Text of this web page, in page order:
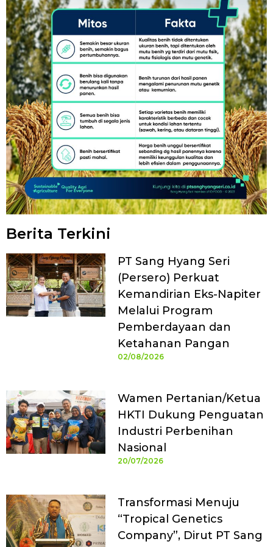
Berita Terkini
PT Sang Hyang Seri
(Persero) Perkuat
Kemandirian Eks-Napiter
Melalui Program
Pemberdayaan dan
Ketahanan Pangan
02/08/2026
Wamen Pertanian/Ketua
HKTI Dukung Penguatan
Industri Perbenihan
Nasional
20/07/2026
Transformasi Menuju
“Tropical Genetics
Company”, Dirut PT Sang